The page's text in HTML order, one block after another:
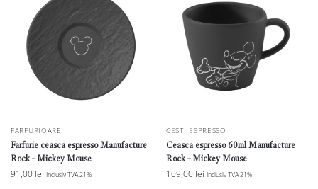
FARFURIOARE
Farfurie ceasca espresso Manufacture
Rock – Mickey Mouse
91,00 lei Inclusiv TVA 21%
CEȘTI ESPRESSO
Ceasca espresso 60ml Manufacture
Rock – Mickey Mouse
109,00 lei Inclusiv TVA 21%